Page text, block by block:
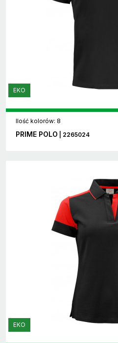
EKO
Ilość kolorów: 8
PRIME POLO | 2265024
EKO